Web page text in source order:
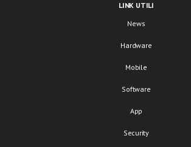
LINK UTILI
News
Hardware
Mobile
Software
App
Security